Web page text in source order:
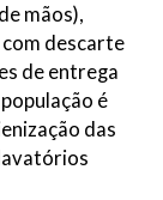
mãos),
descarte
de entrega
é
das